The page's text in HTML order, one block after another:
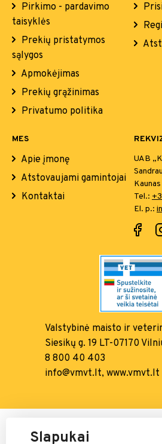
Pirkimo - pardavimo
taisyklės
Prekių pristatymos
sąlygos
Apmokėjimas
Prekių grąžinimas
Privatumo politika
MES
Apie įmonę
Atstovaujami gamintojai
Kontaktai
UAB
Kaunas
Tel.:
El. p.:
Valstybinė maisto ir
Siesikų g. 19 LT-07170
8 800 40 403
info@vmvt.lt, www.vmvt.lt
Mokėjimais rūpinasi:
Slapukai